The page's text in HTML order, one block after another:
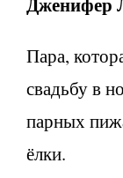
Пара,
свадьбу в
парных
ёлки.